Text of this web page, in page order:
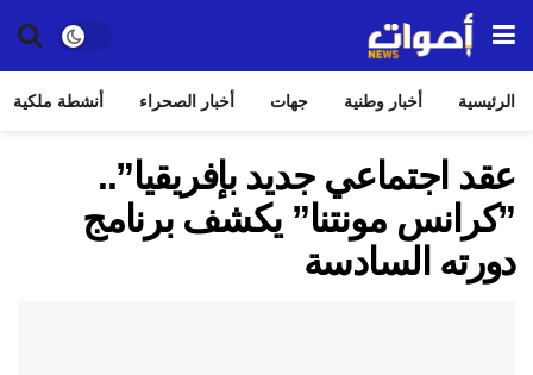
الرئيسية أخبار وطنية جهات أخبار الصحراء أنشطة ملكية
عقد اجتماعي جديد بإفريقيا”..
”كرانس مونتنا” يكشف برنامج
دورته السادسة